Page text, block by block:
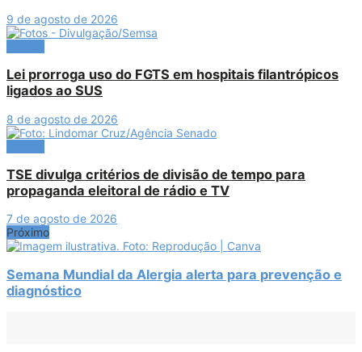
9 de agosto de 2026
Lei prorroga uso do FGTS em hospitais filantrópicos
ligados ao SUS
8 de agosto de 2026
TSE divulga critérios de divisão de tempo para
propaganda eleitoral de rádio e TV
7 de agosto de 2026
Próximo
Semana Mundial da Alergia alerta para prevenção e
diagnóstico